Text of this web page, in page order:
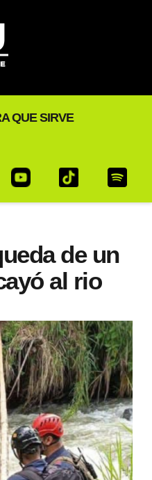
QUE SIRVE
de un
al rio